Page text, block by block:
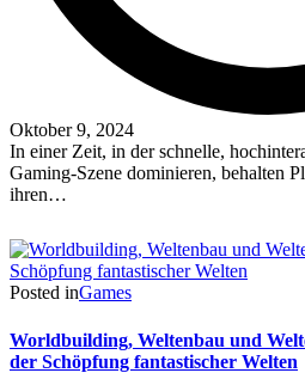
Oktober 9, 2024
In einer Zeit, in der schnelle,
Gaming-Szene dominieren, behalten
ihren…
Posted inGames
Worldbuilding, Weltenbau und
der Schöpfung fantastischer Welten